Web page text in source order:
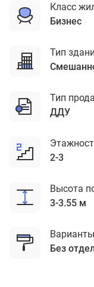
Класс
бизнес
Тип
Тип
ДДУ
2-3
Высота
3-3.55 м
без